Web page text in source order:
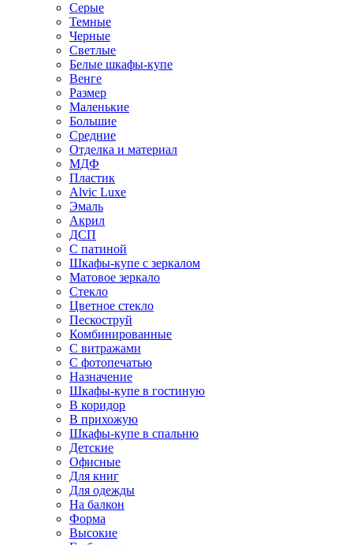
Серые
Темные
Черные
Светлые
Белые шкафы-купе
Венге
Размер
Маленькие
Большие
Средние
Отделка и материал
МДФ
Пластик
Alvic Luxe
Эмаль
Акрил
ДСП
С патиной
Шкафы-купе с зеркалом
Матовое зеркало
Стекло
Цветное стекло
Пескоструй
Комбинированные
С витражами
С фотопечатью
Назначение
Шкафы-купе в гостиную
В коридор
В прихожую
Шкафы-купе в спальню
Детские
Офисные
Для книг
Для одежды
На балкон
Форма
Высокие